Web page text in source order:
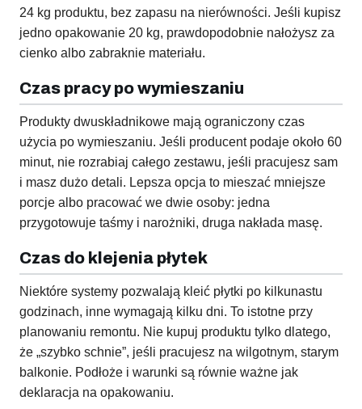
24 kg produktu, bez zapasu na nierówności. Jeśli kupisz
jedno opakowanie 20 kg, prawdopodobnie nałożysz za
cienko albo zabraknie materiału.
Czas pracy po wymieszaniu
Produkty dwuskładnikowe mają ograniczony czas
użycia po wymieszaniu. Jeśli producent podaje około 60
minut, nie rozrabiaj całego zestawu, jeśli pracujesz sam
i masz dużo detali. Lepsza opcja to mieszać mniejsze
porcje albo pracować we dwie osoby: jedna
przygotowuje taśmy i narożniki, druga nakłada masę.
Czas do klejenia płytek
Niektóre systemy pozwalają kleić płytki po kilkunastu
godzinach, inne wymagają kilku dni. To istotne przy
planowaniu remontu. Nie kupuj produktu tylko dlatego,
że „szybko schnie”, jeśli pracujesz na wilgotnym, starym
balkonie. Podłoże i warunki są równie ważne jak
deklaracja na opakowaniu.